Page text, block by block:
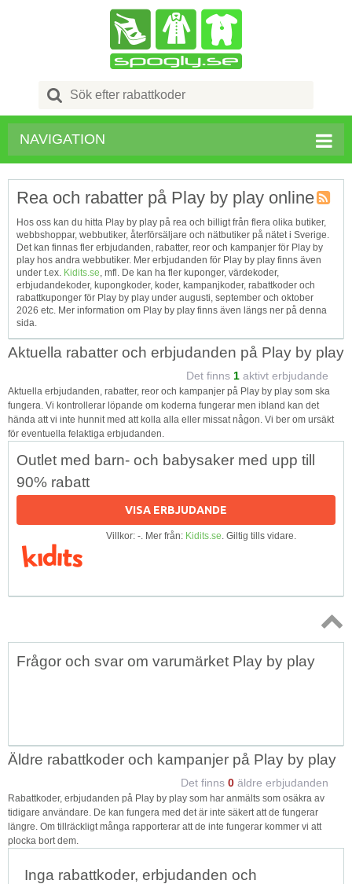
Search
for:
NAVIGATION
Tagg
RSS
Rea och rabatter på Play by play online
Hos oss kan du hitta Play by play på rea och billigt från flera olika butiker,
webbshoppar, webbutiker, återförsäljare och nätbutiker på nätet i Sverige.
Det kan finnas fler erbjudanden, rabatter, reor och kampanjer för Play by
play hos andra webbutiker. Mer erbjudanden för Play by play finns även
under t.ex. Kidits.se, mfl. De kan ha fler kuponger, värdekoder,
erbjudandekoder, kupongkoder, koder, kampanjkoder, rabattkoder och
rabattkuponger för Play by play under augusti, september och oktober
2026 etc. Mer information om Play by play finns även längs ner på denna
sida.
Aktuella rabatter och erbjudanden på Play by play
Det finns 1 aktivt erbjudande
Aktuella erbjudanden, rabatter, reor och kampanjer på Play by play som ska
fungera. Vi kontrollerar löpande om koderna fungerar men ibland kan det
hända att vi inte hunnit med att kolla alla eller missat någon. Vi ber om ursäkt
för eventuella felaktiga erbjudanden.
Outlet med barn- och babysaker med upp till
90% rabatt
VISA ERBJUDANDE
Villkor: -. Mer från: Kidits.se. Giltig tills vidare.
Topp
Frågor och svar om varumärket Play by play
Äldre rabattkoder och kampanjer på Play by play
Det finns 0 äldre erbjudanden
Rabattkoder, erbjudanden på Play by play som har anmälts som osäkra av
tidigare användare. De kan fungera med det är inte säkert att de fungerar
längre. Om tillräckligt många rapporterar att de inte fungerar kommer vi att
plocka bort dem.
Inga rabattkoder, erbjudanden och